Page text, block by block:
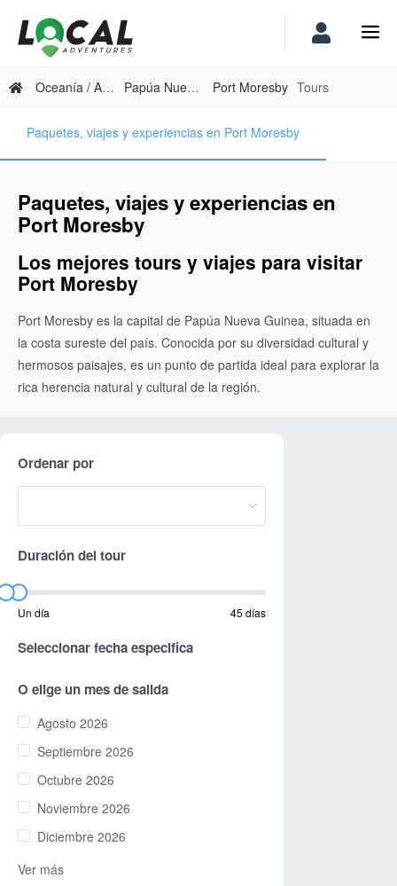
Oceanía / Australia Papúa Nueva Guinea Port Moresby Tours
Paquetes, viajes y experiencias en Port Moresby
Paquetes, viajes y experiencias en
Port Moresby
Los mejores tours y viajes para visitar
Port Moresby
Port Moresby es la capital de Papúa Nueva Guinea, situada en
la costa sureste del país. Conocida por su diversidad cultural y
hermosos paisajes, es un punto de partida ideal para explorar la
rica herencia natural y cultural de la región.
Ordenar por
Duración del tour
Un día 45 días
Seleccionar fecha especifica
O elige un mes de salida
Agosto 2026
Septiembre 2026
Octubre 2026
Noviembre 2026
Diciembre 2026
Ver más